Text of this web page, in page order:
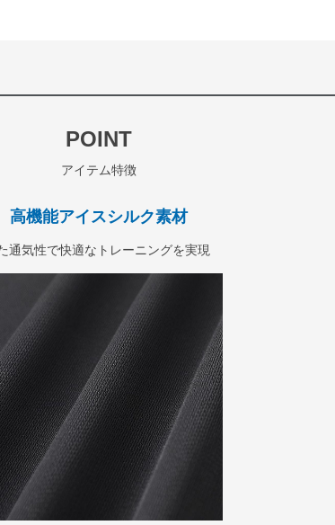
POINT
アイテム特徴
高機能アイスシルク素材
通気性で快適なトレーニングを実現